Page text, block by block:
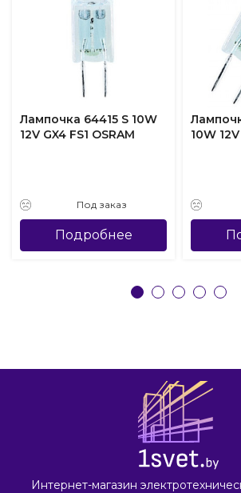
Лампочка 64415 S 10W
12V GX4 FS1 OSRAM
Под заказ
Подробнее
10W
Интернет-магазин